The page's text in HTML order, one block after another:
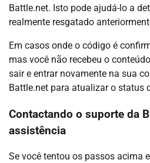
Battle.net. Isto pode ajudá-lo a
realmente resgatado
Em casos onde o código é
mas você não recebeu o
sair e entrar novamente na sua
Battle.net para atualizar o status
Contactando o suporte da
assistência
Se você tentou os passos acima